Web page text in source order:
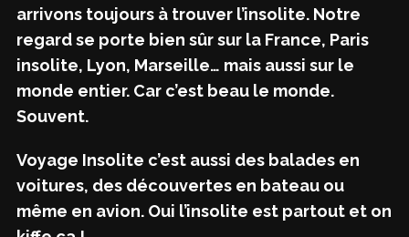
arrivons toujours à trouver l’insolite. Notre
regard se porte bien sûr sur la France, Paris
insolite, Lyon, Marseille… mais aussi sur le
monde entier. Car c’est beau le monde.
Souvent.
Voyage Insolite c’est aussi des balades en
voitures, des découvertes en bateau ou
même en avion. Oui l’insolite est partout et on